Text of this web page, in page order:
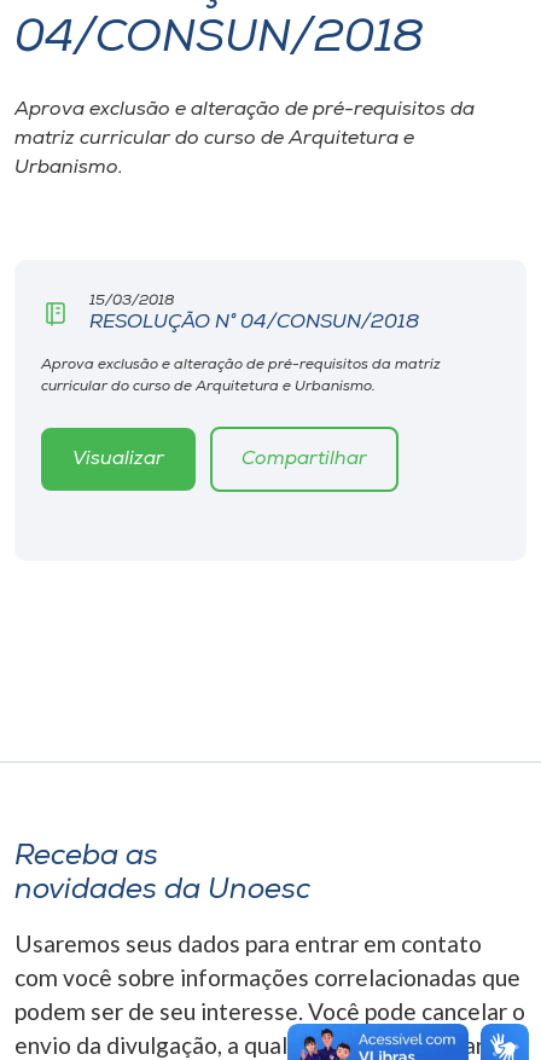
I.nova
Diplomados
Rádio
A+
04/CONSUN/2018
Aprova exclusão e alteração de pré-requisitos da
matriz curricular do curso de Arquitetura e
Urbanismo.
15/03/2018
RESOLUÇÃO N° 04/CONSUN/2018
Aprova exclusão e alteração de pré-requisitos da matriz
curricular do curso de Arquitetura e Urbanismo.
Visualizar Compartilhar
Receba as
novidades da Unoesc
Usaremos seus dados para entrar em contato
com você sobre informações correlacionadas que
podem ser de seu interesse. Você pode cancelar o
envio da divulgação, a qualquer momento. Para